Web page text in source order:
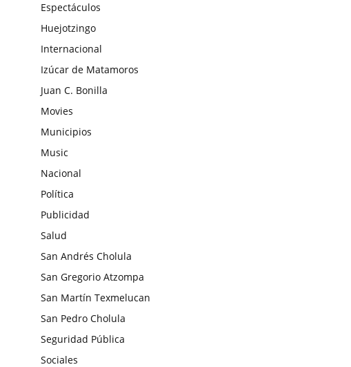
Espectáculos
Huejotzingo
Internacional
Izúcar de Matamoros
Juan C. Bonilla
Movies
Municipios
Music
Nacional
Política
Publicidad
Salud
San Andrés Cholula
San Gregorio Atzompa
San Martín Texmelucan
San Pedro Cholula
Seguridad Pública
Sociales